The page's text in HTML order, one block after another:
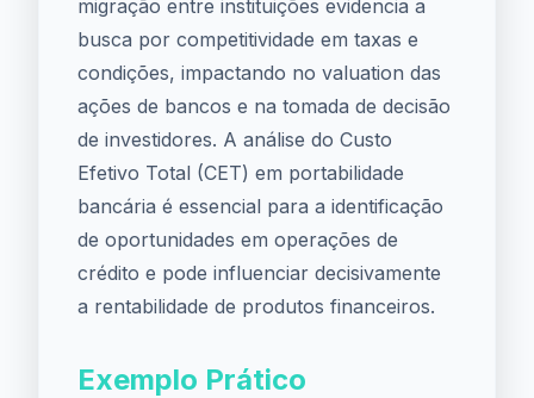
migração entre instituições evidencia a
busca por competitividade em taxas e
condições, impactando no valuation das
ações de bancos e na tomada de decisão
de investidores. A análise do Custo
Efetivo Total (CET) em portabilidade
bancária é essencial para a identificação
de oportunidades em operações de
crédito e pode influenciar decisivamente
a rentabilidade de produtos financeiros.
Exemplo Prático